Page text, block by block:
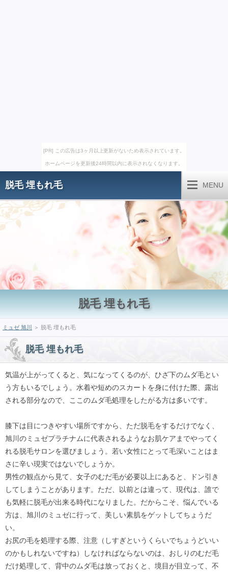
[PR] この広告は3ヶ月以上更新がないため表示されています。
ホームページを更新後24時間以内に表示されなくなります。
脱毛 埋もれ毛 MENU
脱毛 埋もれ毛
ミュゼ 旭川 ＞ 脱毛 埋もれ毛
脱毛 埋もれ毛
気温が上がってくると、気になってくるのが、ひざ下のムダ毛とい
う方もいるでしょう。水着や短めのスカートを身に付けた際、露出
される部分なので、ここのムダ毛処理をしたがる方は多いです。
膝下は目につきやすい場所ですから、ただ脱毛をするだけでなく、
旭川のミュゼプラチナムに代表されるようなお肌ケアまでやってく
れる脱毛サロンを選びましょう。若い女性にとって毛深いことはま
さに辛い現実ではないでしょうか。
男性の観点から見て、女子のむだ毛が必要以上にあると、ドン引き
してしまうことがあります。ただ、以前とは違って、現代は、誰で
も気軽に脱毛が出来る時代になりました。だからこそ、悩んでいる
方は、旭川のミュゼに行って、美しい素肌をゲットしてちょうだ
い。
お尻の毛を処理する際、注意（しすぎというくらいでちょうどいい
のかもしれないですね）しなければならないのは、おしりのむだ毛
だけ処理して、背中のムダ毛は放っておくと、境目が目立って、不